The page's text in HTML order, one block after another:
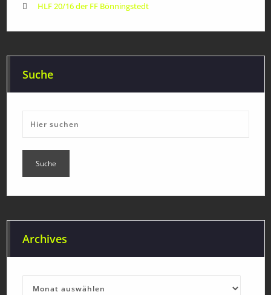
HLF 20/16 der FF Bönningstedt
Suche
Archives